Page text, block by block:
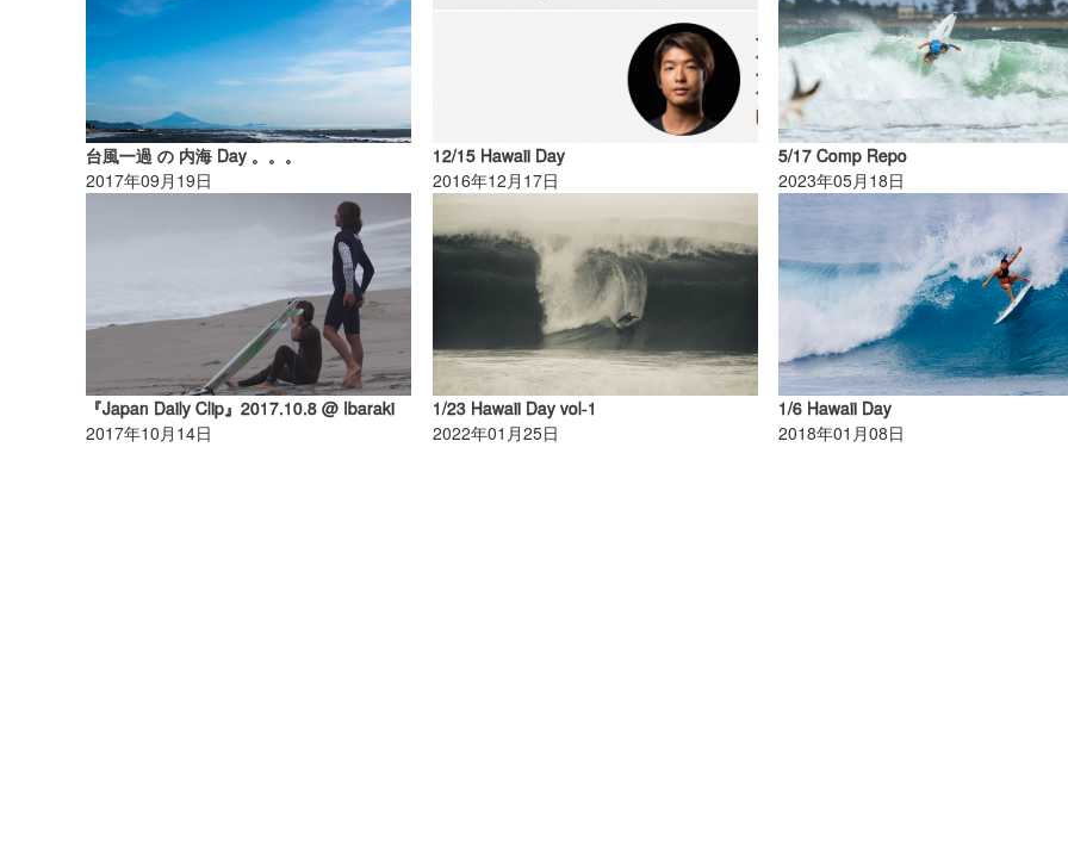
台風一過 の 内海 Day 。。。
2017年09月19日
12/15 Hawaii Day
2016年12月17日
5/17 Comp Repo
2023年05月18日
『Japan Daily Clip』2017.10.8 @ Ibaraki
2017年10月14日
1/23 Hawaii Day vol-1
2022年01月25日
1/6 Hawaii Day
2018年01月08日